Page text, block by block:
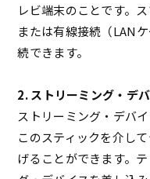
レビ端末のことです。
または有線接続（LAN
続できます。
2. ストリーミング・デ
ストリーミング・デバ
このスティックを介し
げることができます。